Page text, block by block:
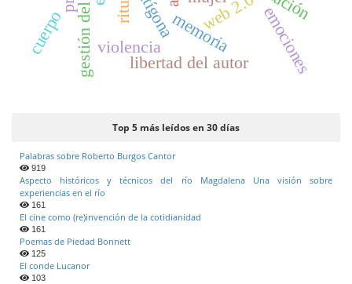
web 2.0
violencia
libertad del autor
memoria emociones
cuerpo
Top 5 más leídos en 30 días
Palabras sobre Roberto Burgos Cantor
919
Aspecto históricos y técnicos del río Magdalena Una visión sobre
experiencias en el río
161
El cine como (re)invención de la cotidianidad
161
Poemas de Piedad Bonnett
125
El conde Lucanor
103